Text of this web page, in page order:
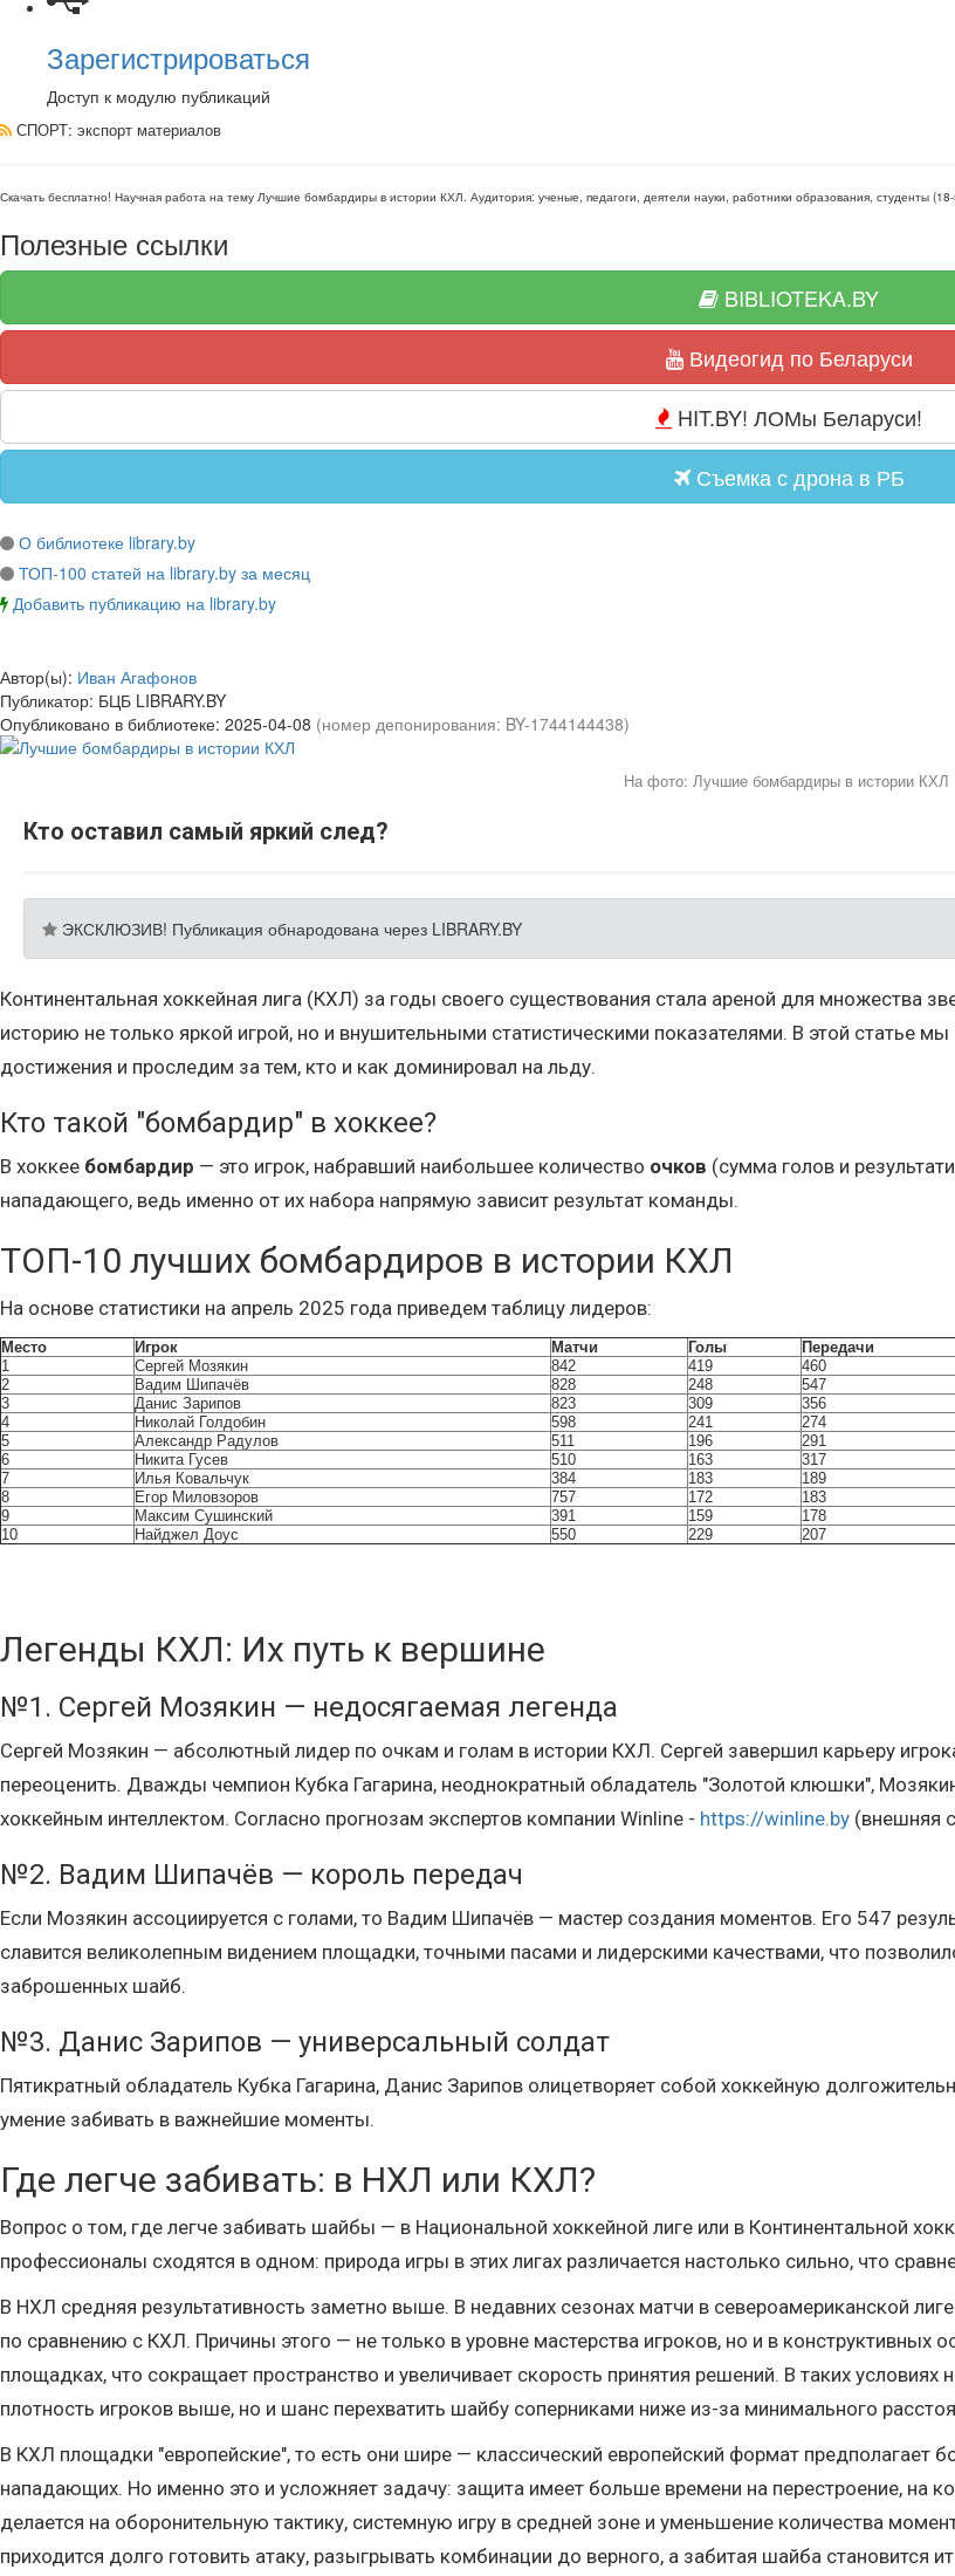
Зарегистрироваться
Доступ к модулю публикаций
СПОРТ: экспорт материалов
Скачать бесплатно! Научная работа на тему Лучшие бомбардиры в истории КХЛ. Аудитория: ученые, педагоги, деятели науки, работники образования, студенты (
Полезные ссылки
BIBLIOTEKA.BY
Видеогид по Беларуси
HIT.BY! ЛОМы Беларуси!
Съемка с дрона в РБ
О библиотеке library.by
ТОП-100 статей на library.by за месяц
Добавить публикацию на library.by
Автор(ы): Иван Агафонов
Публикатор: БЦБ LIBRARY.BY
Опубликовано в библиотеке: 2025-04-08 (номер депонирования: BY-1744144438)
На фото: Лучшие бомбардиры в истории КХЛ
Кто оставил самый яркий след?
ЭКСКЛЮЗИВ! Публикация обнародована через LIBRARY.BY
Континентальная хоккейная лига (КХЛ) за годы своего существования стала ареной для множества
историю не только яркой игрой, но и внушительными статистическими показателями. В этой статье
достижения и проследим за тем, кто и как доминировал на льду.
Кто такой "бомбардир" в хоккее?
В хоккее бомбардир — это игрок, набравший наибольшее количество очков (сумма голов и
нападающего, ведь именно от их набора напрямую зависит результат команды.
ТОП-10 лучших бомбардиров в истории КХЛ
На основе статистики на апрель 2025 года приведем таблицу лидеров:
Место Игрок Матчи Голы Передачи
1
Сергей Мозякин 842 419 460
2
Вадим Шипачёв 828 248 547
3
Данис Зарипов 823 309 356
4
Николай Голдобин 598 241 274
5
Александр Радулов 511 196 291
6
Никита Гусев 510 163 317
7
Илья Ковальчук 384 183 189
8
Егор Миловзоров 757 172 183
9
Максим Сушинский 391 159 178
10
Найджел Доус 550 229 207
Легенды КХЛ: Их путь к вершине
№1. Сергей Мозякин — недосягаемая легенда
Сергей Мозякин — абсолютный лидер по очкам и голам в истории КХЛ. Сергей завершил карьеру
переоценить. Дважды чемпион Кубка Гагарина, неоднократный обладатель "Золотой клюшки",
хоккейным интеллектом. Согласно прогнозам экспертов компании Winline - https://winline.by (внешняя
№2. Вадим Шипачёв — король передач
Если Мозякин ассоциируется с голами, то Вадим Шипачёв — мастер создания моментов. Его 547
славится великолепным видением площадки, точными пасами и лидерскими качествами, что
заброшенных шайб.
№3. Данис Зарипов — универсальный солдат
Пятикратный обладатель Кубка Гагарина, Данис Зарипов олицетворяет собой хоккейную
умение забивать в важнейшие моменты.
Где легче забивать: в НХЛ или КХЛ?
Вопрос о том, где легче забивать шайбы — в Национальной хоккейной лиге или в Континентальной
профессионалы сходятся в одном: природа игры в этих лигах различается настолько сильно, что
В НХЛ средняя результативность заметно выше. В недавних сезонах матчи в североамериканской
по сравнению с КХЛ. Причины этого — не только в уровне мастерства игроков, но и в конструктивных
площадках, что сокращает пространство и увеличивает скорость принятия решений. В таких
плотность игроков выше, но и шанс перехватить шайбу соперниками ниже из-за минимального
В КХЛ площадки "европейские", то есть они шире — классический европейский формат предполагает
нападающих. Но именно это и усложняет задачу: защита имеет больше времени на перестроение, на
делается на оборонительную тактику, системную игру в средней зоне и уменьшение количества
приходится долго готовить атаку, разыгрывать комбинации до верного, а забитая шайба становится